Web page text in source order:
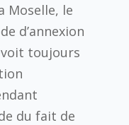
Moselle, le
d’annexion
toujours
du fait de